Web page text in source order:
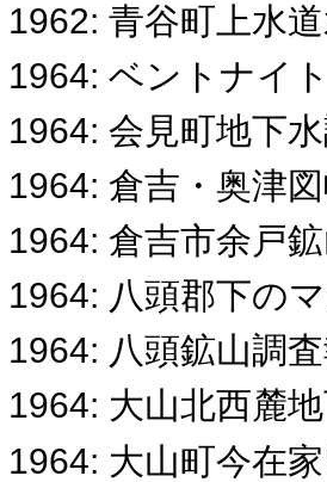
1962: 青谷町上水
1964: ベントナイ
1964: 会見町地下
1964: 倉吉・奥津
1964: 倉吉市余戸
1964: 八頭郡下の
1964: 八頭鉱山調
1964: 大山北西麓
1964: 大山町今在